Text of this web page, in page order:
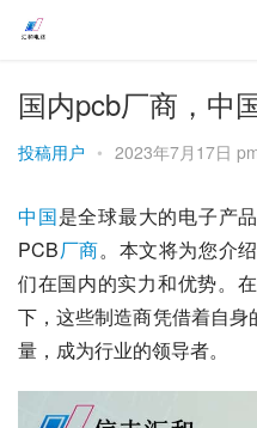
国内pcb厂商，中
投稿用户 • 2023年7月17日
中国是全球最大的电子产
PCB厂商。本文将为您介
们在国内的实力和优势。
下，这些制造商凭借着自
量，成为行业的领导者。